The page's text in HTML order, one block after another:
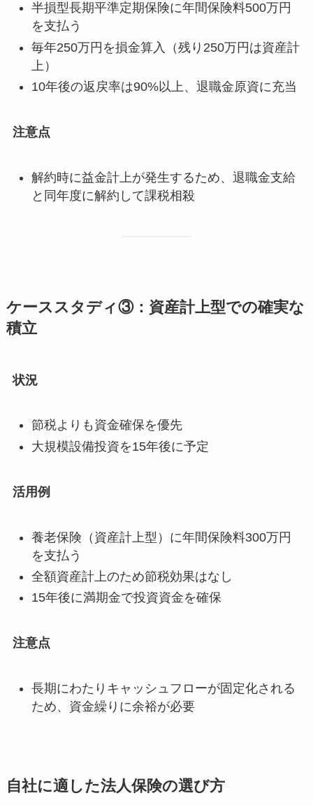
半損型長期平準定期保険に年間保険料500万円
を支払う
毎年250万円を損金算入（残り250万円は資産計
上）
10年後の返戻率は90%以上、退職金原資に充当
注意点
解約時に益金計上が発生するため、退職金支給
と同年度に解約して課税相殺
ケーススタディ③：資産計上型での確実な
積立
状況
節税よりも資金確保を優先
大規模設備投資を15年後に予定
活用例
養老保険（資産計上型）に年間保険料300万円
を支払う
全額資産計上のため節税効果はなし
15年後に満期金で投資資金を確保
注意点
長期にわたりキャッシュフローが固定化される
ため、資金繰りに余裕が必要
自社に適した法人保険の選び方